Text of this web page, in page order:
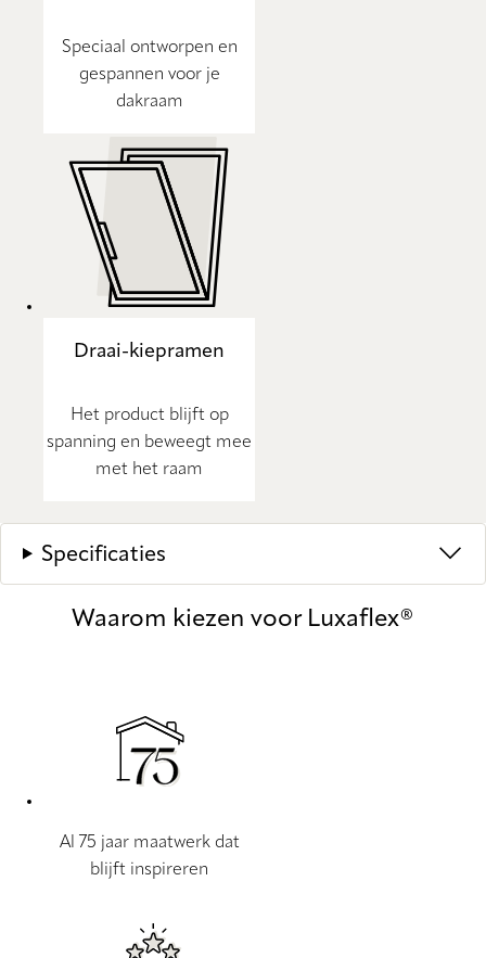
Speciaal ontworpen en
gespannen voor je
dakraam
Draai-kiepramen
Het product blijft op
spanning en beweegt mee
met het raam
Specificaties
Waarom kiezen voor Luxaflex®
Al 75 jaar maatwerk dat
blijft inspireren